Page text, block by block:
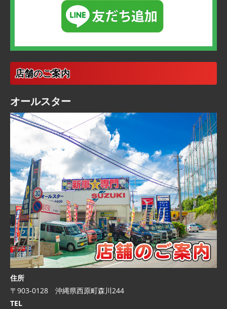
店舗のご案内
オールスター
住所
〒903-0128 沖縄県西原町森川244
TEL